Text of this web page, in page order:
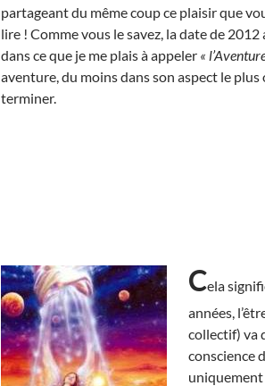
partageant du même coup ce plaisir que
lire ! Comme vous le savez, la date de
dans ce que je me plais à appeler «
aventure, du moins dans son aspect le plus
terminer.
Cela
années,
collectif) va
conscience
uniquement